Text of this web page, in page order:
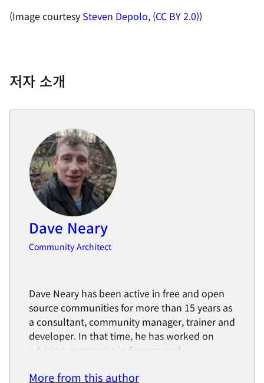
(Image courtesy Steven Depolo, (CC BY 2.0))
저자 소개
Dave Neary
Community Architect
Dave Neary has been active in free and open
source communities for more than 15 years as
a consultant, community manager, trainer and
developer. In that time, he has worked on
advising companies in finance and
adoption of, and participation in, open source
More from this author